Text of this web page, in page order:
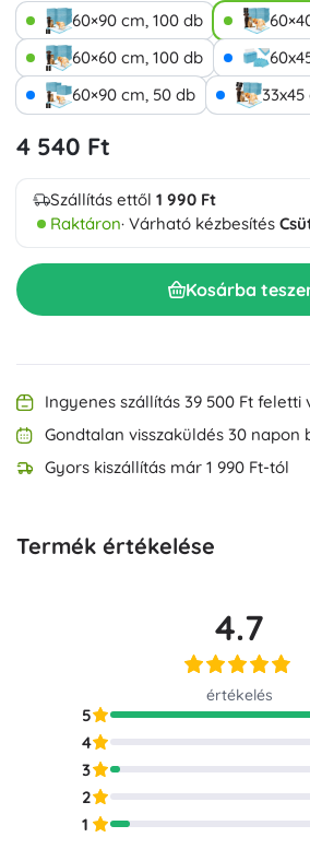
60×90 cm, 100 db
60×60 cm, 100 db
60×90 cm, 50 db
4 540 Ft
Szállítás ettől 1 990 Ft
Raktáron· Várható kézbesítés
Kosárba
Ingyenes szállítás 39 500 Ft feletti
Gondtalan visszaküldés 30 napon
Gyors kiszállítás már 1 990 Ft-tól
Termék értékelése
4.7
értékelés
5
4
3
2
1